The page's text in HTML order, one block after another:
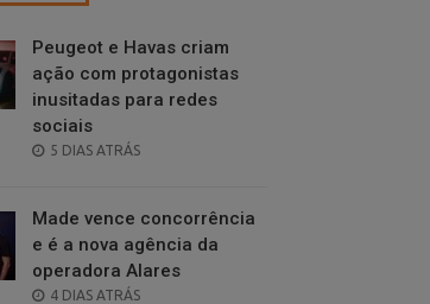
Peugeot e Havas criam
ação com protagonistas
inusitadas para redes
sociais
POSTED
5 DIAS ATRÁS
Made vence concorrência
e é a nova agência da
operadora Alares
POSTED
4 DIAS ATRÁS